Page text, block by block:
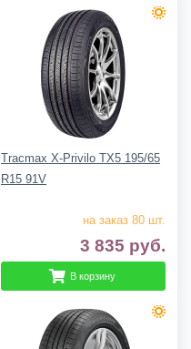
Tracmax X-Privilo TX5 195/65
R15 91V
на заказ 80 шт.
3 835 руб.
В корзину